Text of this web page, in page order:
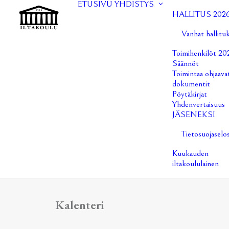
ETUSIVU YHDISTYS
HALLITUS
Vanhat
Toimihenkilöt
Säännöt
Toimintaa
dokumentit
Pöytäkirjat
Yhdenvertaisuus
JÄSENEKSI
Kuukauden
iltakoululainen
Kalenteri